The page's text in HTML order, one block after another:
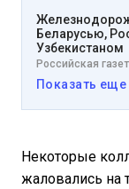
Беларусью,
Узбекистаном
Российская
Показать еще
Некоторые
жаловались на